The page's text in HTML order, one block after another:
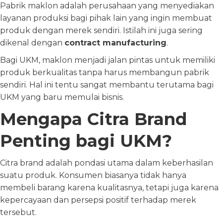
Pabrik maklon adalah perusahaan yang menyediakan
layanan produksi bagi pihak lain yang ingin membuat
produk dengan merek sendiri. Istilah ini juga sering
dikenal dengan contract manufacturing.
Bagi UKM, maklon menjadi jalan pintas untuk memiliki
produk berkualitas tanpa harus membangun pabrik
sendiri. Hal ini tentu sangat membantu terutama bagi
UKM yang baru memulai bisnis.
Mengapa Citra Brand
Penting bagi UKM?
Citra brand adalah pondasi utama dalam keberhasilan
suatu produk. Konsumen biasanya tidak hanya
membeli barang karena kualitasnya, tetapi juga karena
kepercayaan dan persepsi positif terhadap merek
tersebut.